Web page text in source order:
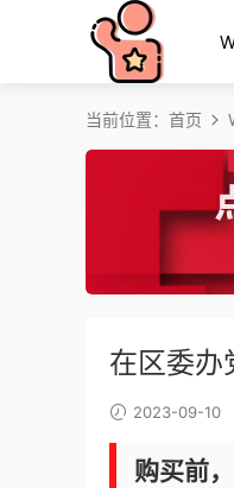
当前位置： 首页
在区委办
2023-09-10
购买前